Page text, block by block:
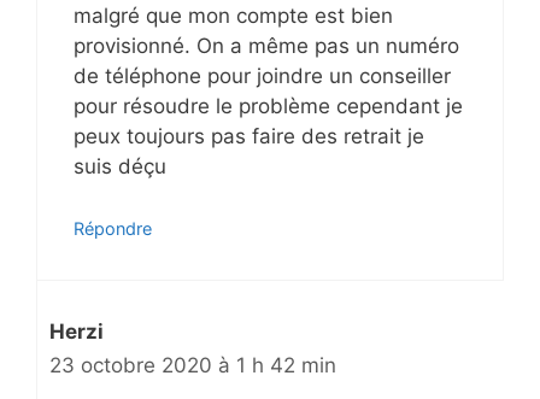
malgré que mon compte est bien
provisionné. On a même pas un numéro
de téléphone pour joindre un conseiller
pour résoudre le problème cependant je
peux toujours pas faire des retrait je
suis déçu
Répondre
Herzi
23 octobre 2020 à 1 h 42 min